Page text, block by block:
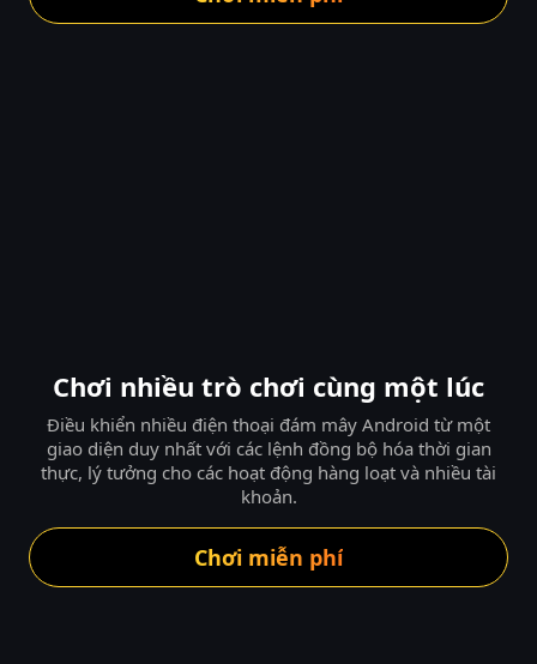
Chơi nhiều trò chơi cùng một lúc
Điều khiển nhiều điện thoại đám mây Android từ một
giao diện duy nhất với các lệnh đồng bộ hóa thời gian
thực, lý tưởng cho các hoạt động hàng loạt và nhiều tài
khoản.
Chơi miễn phí